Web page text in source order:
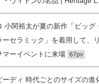
小関裕太が夏の新作「ビッグ
ーセラミック」を着用して、
マーイベントに来場 67pv
ディ 時代ごとのサイズの進